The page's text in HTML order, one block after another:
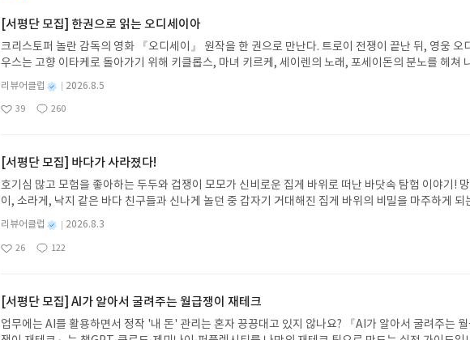
[서평단 모집] 한권으로 읽는 오디세이아
크리스토퍼 놀란 감독의 영화 『오디세이』 원작을 한 권으로 만난다. 트로이 전쟁이 끝난 뒤, 영웅 오
우스는 고향 이타케로 돌아가기 위해 키클롭스, 마녀 키르케, 세이렌의 노래, 포세이돈의 분노를 헤쳐
다. 그리스 철학 전공자인 옮긴이가 호메로스의 방대한 24권 서사를 현대적이고 자연스러운 한국어로
어내, 고전이 낯선 독자도 이야기의 흐름을 놓치지 않고 끝까지 읽을 수 있다. 3천 년을 이어 온 귀향과
의 대서사시가 가장 읽기 편한 번역으로 새롭게 펼쳐진다.한권으로 읽는 오디세이아글쓴이호메로스
주소/연락처를 업데이트 해주세요! (선정 후 수정 불가)▶ 서평단 신청 방법 : 기대평 댓글을 작성해주
먼저 작성한 리뷰를 올려주시면 당첨확률이 올라갑니다!! ※ 신청 전, 꼭 확인해주세요!- '사락' 개설 후
글의 댓글로 신청해주세요.- 기존 YES블로그는 '사락'으로 개편되어 별도로 개설하지 않으셔도 됩니
도서/상품 발송- 도서/상품은 최근 배송지가 아닌 회원정보상의 주소/연락처 (클릭 시 수정 가능)로 발
니다.- 주소/연락처에 문제가 있을 시 선정에서 제외되거나 배송에서 누락될 수 있습니다(재발송 불
리뷰 작성- 도서/상품을 받고 2주 이내 리뷰를 작성해주셔야 합니다. (포스트가 아닌 '리뷰'로 작성)-
내 미작성, 불성실한 리뷰, 도서/상품과 무관한 리뷰 작성 시 이후 선정에서 제외될 수 있습니다.- 리뷰
별
리뷰어클럽
성
2026.8.5
좋
39
댓
260
작
[서평단 모집] 바다가 사라졌다!
호기심 많고 모험을 좋아하는 두두와 겁쟁이 모모가 신비로운 집게 바위로 떠난 바닷속 탐험 이야기!
이, 소라게, 낙지 같은 바다 친구들과 신나게 놀던 중 갑자기 거대해진 집게 바위의 비밀을 마주하게 되
데, 과연 바다에 무슨 일이 벌어진 걸까요? 상상력을 자극하는 환상적인 해양 모험 동화 속으로 풍덩 빠
보세요!바다가 사라졌다!글쓴이서휘 글출판사풀빛 예스24 바로가기 닫기모집인원 : 20명신청기간 :
6.08.03 ~ 2026.08.07발표일자 : 2026.08.13리뷰 작성기한 : 도서/상품 받고 2주 이내 ▶ 주소/연락
해주세요!- '사락' 개설 후, 이 글의 댓글로 신청해주세요.- 기존 YES블로그는 '사락'으로 개편되어 별
처 (클릭 시 수정 가능)로 발송됩니다.- 주소/연락처에 문제가 있을 시 선정에서 제외되거나 배송에서
별
리뷰어클럽
성
2026.8.3
좋
26
댓
122
작
[서평단 모집] AI가 알아서 굴려주는 월급쟁이 재테크
업무에는 AI를 활용하면서 정작 '내 돈' 관리는 혼자 끙끙대고 있지 않나요? 『AI가 알아서 굴려주는